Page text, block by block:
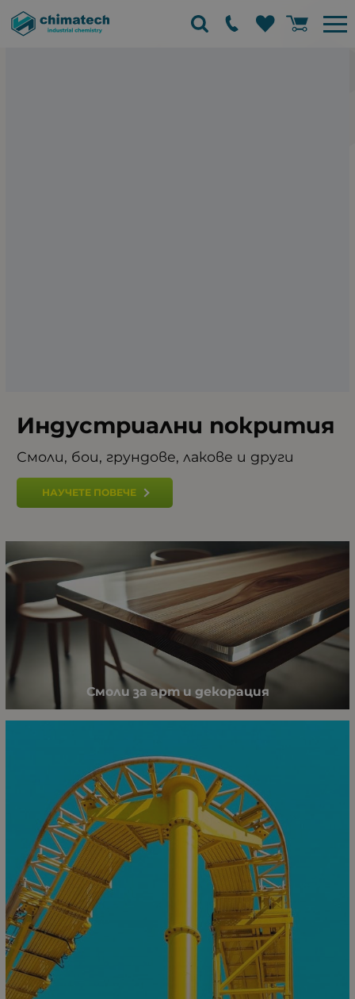
Индустриални покрития
Смоли, бои, грундове, лакове и други
НАУЧЕТЕ ПОВЕЧЕ
Смоли за арт и декорация